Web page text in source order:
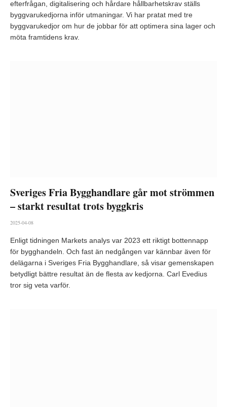
efterfrågan, digitalisering och hårdare hållbarhetskrav ställs
byggvarukedjorna inför utmaningar. Vi har pratat med tre
byggvarukedjor om hur de jobbar för att optimera sina lager och
möta framtidens krav.
Sveriges Fria Bygghandlare går mot strömmen
– starkt resultat trots byggkris
2025-04-08
Enligt tidningen Markets analys var 2023 ett riktigt bottennapp
för bygghandeln. Och fast än nedgången var kännbar även för
delägarna i Sveriges Fria Bygghandlare, så visar gemenskapen
betydligt bättre resultat än de flesta av kedjorna. Carl Evedius
tror sig veta varför.